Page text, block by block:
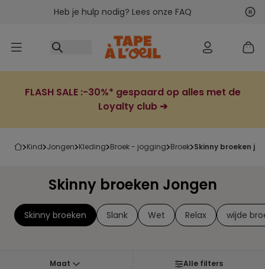
Ga naar inhoudHeb je hulp nodig? Lees onze FAQ
FLASH SALE :-30%* gespaard op alles met de
Loyalty club ➔
kind jongen kleding broek - jogging broek skinny broeken
Skinny broeken Jongen
Skinny broeken Slank Wet Relax wijde
Maat Alle filters